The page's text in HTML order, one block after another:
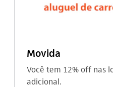
Movida
Você tem 12% off nas
adicional.